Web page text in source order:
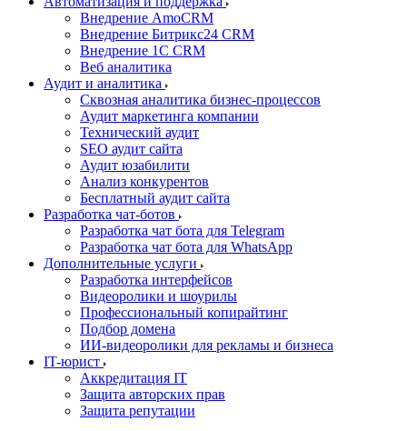
Внедрение AmoCRM
Внедрение Битрикс24 CRM
Внедрение 1C CRM
Веб аналитика
Аудит и аналитика
Сквозная аналитика бизнес-процессов
Аудит маркетинга компании
Технический аудит
SEO аудит сайта
Аудит юзабилити
Анализ конкурентов
Бесплатный аудит сайта
Разработка чат-ботов
Разработка чат бота для Telegram
Разработка чат бота для WhatsApp
Дополнительные услуги
Разработка интерфейсов
Видеоролики и шоурилы
Профессиональный копирайтинг
Подбор домена
ИИ-видеоролики для рекламы и бизнеса
IT-юрист
Аккредитация IT
Защита авторских прав
Защита репутации